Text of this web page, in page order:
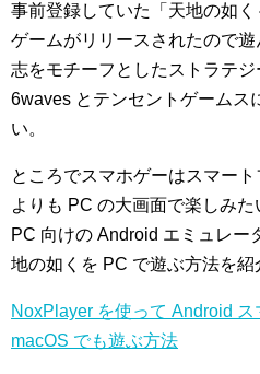
事前登録していた「天地の如
ゲームがリリースされたので
志をモチーフとしたストラテジ
6waves とテンセントゲームス
い。
ところでスマホゲーはスマー
よりも PC の大画面で楽しみ
PC 向けの Android エミュレー
地の如くを PC で遊ぶ方法を紹
NoxPlayer を使って Android
macOS でも遊ぶ方法